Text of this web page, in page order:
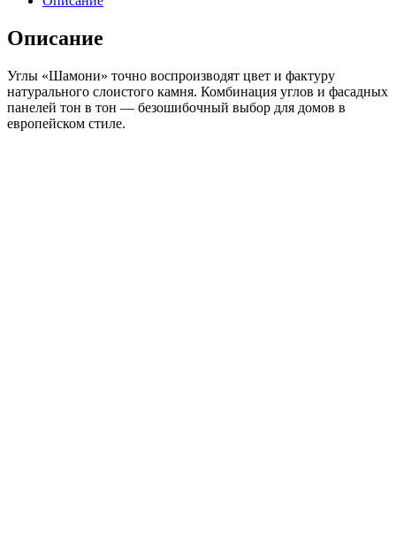
Шамони
406мм
Описание
Углы «Шамони» точно воспроизводят цвет и фактуру
натурального слоистого камня. Комбинация углов и фасадных
панелей тон в тон — безошибочный выбор для домов в
европейском стиле.